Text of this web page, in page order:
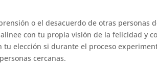
o el desacuerdo de otras personas
con tu propia visión de la felicidad y
elección si durante el proceso
cercanas.